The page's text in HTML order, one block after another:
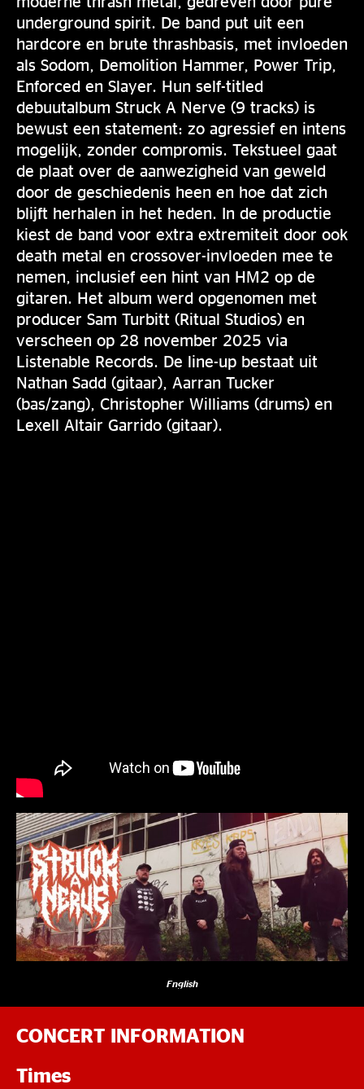
underground spirit. De band put uit een
hardcore en brute thrashbasis, met invloeden
als Sodom, Demolition Hammer, Power Trip,
Enforced en Slayer. Hun self-titled
debuutalbum Struck A Nerve (9 tracks) is
bewust een statement: zo agressief en intens
mogelijk, zonder compromis. Tekstueel gaat
de plaat over de aanwezigheid van geweld
door de geschiedenis heen en hoe dat zich
blijft herhalen in het heden. In de productie
kiest de band voor extra extremiteit door ook
death metal en crossover-invloeden mee te
nemen, inclusief een hint van HM2 op de
gitaren. Het album werd opgenomen met
producer Sam Turbitt (Ritual Studios) en
verscheen op 28 november 2025 via
Listenable Records. De line-up bestaat uit
Nathan Sadd (gitaar), Aarran Tucker
(bas/zang), Christopher Williams (drums) en
Lexell Altair Garrido (gitaar).
English
CONCERT INFORMATION
Times